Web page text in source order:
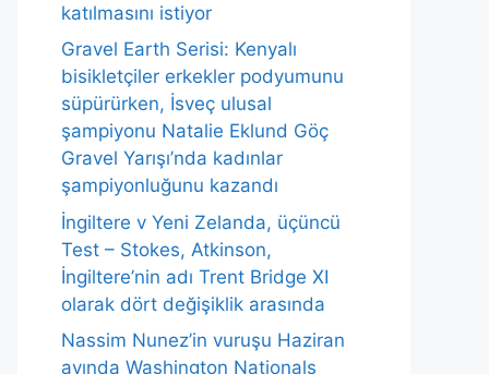
katılmasını istiyor
Gravel Earth Serisi: Kenyalı
bisikletçiler erkekler podyumunu
süpürürken, İsveç ulusal
şampiyonu Natalie Eklund Göç
Gravel Yarışı’nda kadınlar
şampiyonluğunu kazandı
İngiltere v Yeni Zelanda, üçüncü
Test – Stokes, Atkinson,
İngiltere’nin adı Trent Bridge XI
olarak dört değişiklik arasında
Nassim Nunez’in vuruşu Haziran
ayında Washington Nationals